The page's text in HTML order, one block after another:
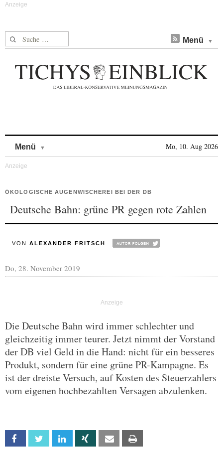
Suche nach: Menü
Menü Mo, 10. Aug 2026
ÖKOLOGISCHE AUGENWISCHEREI BEI DER DB
Deutsche Bahn: grüne PR gegen rote Zahlen
VON ALEXANDER FRITSCH
Do, 28. November 2019
Die Deutsche Bahn wird immer schlechter und
gleichzeitig immer teurer. Jetzt nimmt der Vorstand
der DB viel Geld in die Hand: nicht für ein besseres
Produkt, sondern für eine grüne PR-Kampagne. Es
ist der dreiste Versuch, auf Kosten des Steuerzahlers
vom eigenen hochbezahlten Versagen abzulenken.
Facebook Twitter Linkedin Xing Email